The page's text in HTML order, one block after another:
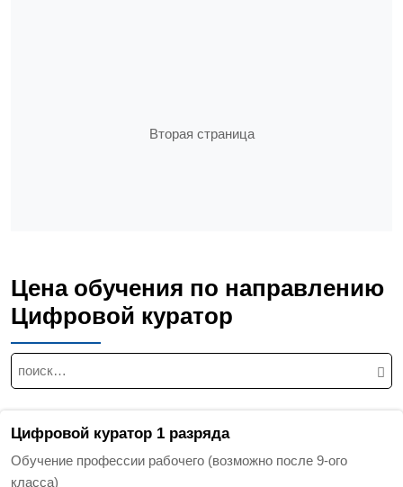
Вторая страница
Цена обучения по направлению
Цифровой куратор
Н
а
тЦифровой куратор 1 разряда
Обучение профессии рабочего (возможно после 9-ого
класса)